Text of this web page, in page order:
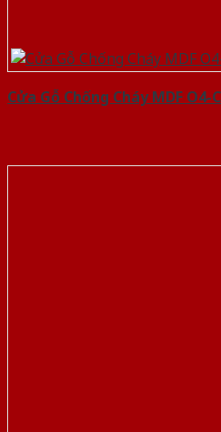
Cửa Gỗ Chống Cháy MDF O4-